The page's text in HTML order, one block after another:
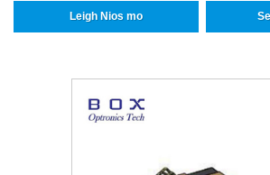
Leigh Nios mo